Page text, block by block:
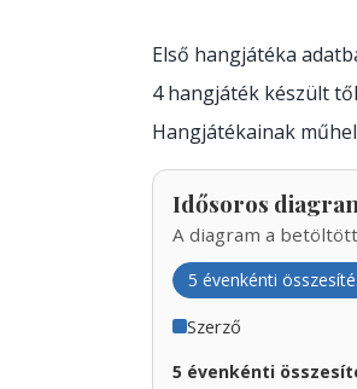
Első hangjátéka
4 hangjáték készült
Hangjátékainak
Idősoros
A diagram a
5 évenkénti
Szerző
5 évenkénti